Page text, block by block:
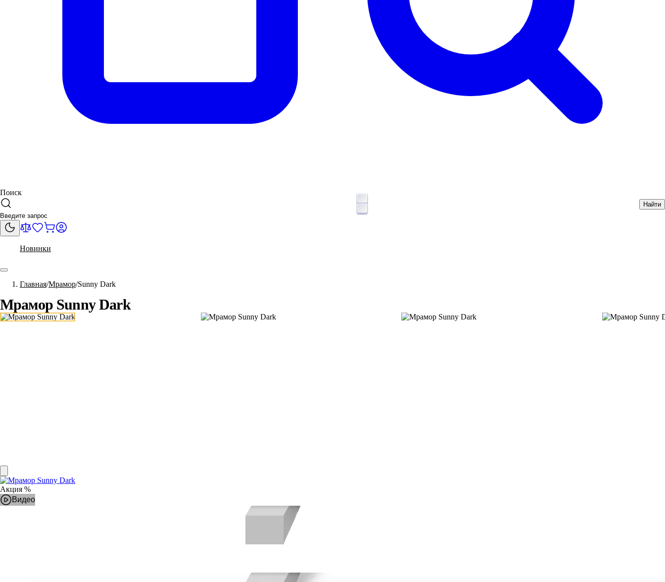
Поиск
Найти
Новинки
Главная Мрамор Sunny Dark
Мрамор Sunny Dark
Акция %
Видео